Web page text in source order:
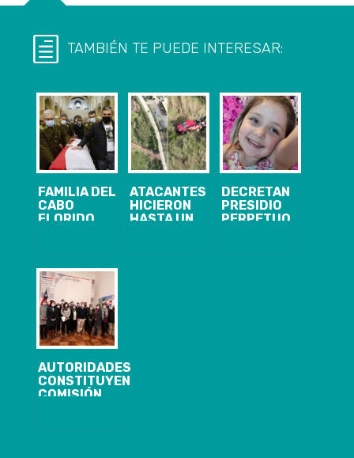
TAMBIÉN TE PUEDE INTERESAR:
FAMILIA DEL
CABO
FLORIDO
FUNERAL
ATACANTES
HICIERON
HASTA UN
DECRETAN
PRESIDIO
PERPETUO
AUTORIDADES
CONSTITUYEN
COMISIÓN